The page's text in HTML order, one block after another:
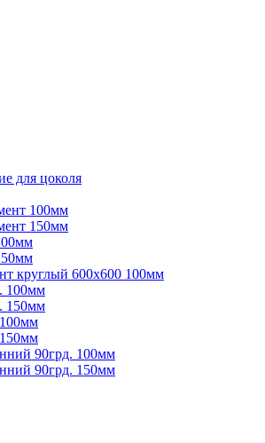
для цоколя
100мм
150мм
круглый 600х600 100мм
100мм
150мм
90грд. 100мм
90грд. 150мм